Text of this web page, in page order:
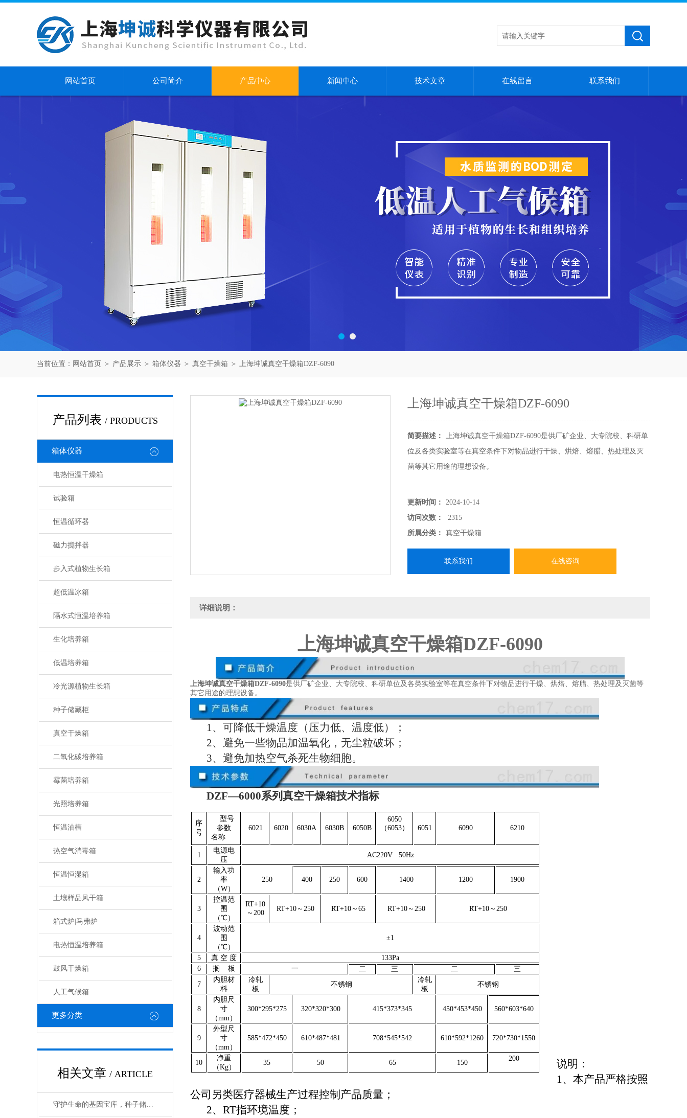
网站首页 公司简介 产品中心 新闻中心 技术文章 在线留言 联系我们
当前位置： 网站首页 ＞ 产品展示 ＞ 箱体仪器 ＞ 真空干燥箱 ＞ 上海坤诚真空干燥箱DZF-6090
产品列表 / PRODUCTS
箱体仪器
电热恒温干燥箱
试验箱
恒温循环器
磁力搅拌器
步入式植物生长箱
超低温冰箱
隔水式恒温培养箱
生化培养箱
低温培养箱
冷光源植物生长箱
种子储藏柜
真空干燥箱
二氧化碳培养箱
霉菌培养箱
光照培养箱
恒温油槽
热空气消毒箱
恒温恒湿箱
土壤样品风干箱
箱式炉|马弗炉
电热恒温培养箱
鼓风干燥箱
人工气候箱
更多分类
相关文章 / ARTICLE
守护生命的基因宝库，种子储藏柜使用事项详解
上海坤诚真空干燥箱DZF-6090
简要描述：
上海坤诚真空干燥箱DZF-6090是供厂矿企业、大专院校、科研单
位及各类实验室等在真空条件下对物品进行干燥、烘焙、熔腊、热处理及灭
菌等其它用途的理想设备。
更新时间：
2024-10-14
访问次数：
2315
所属分类：
真空干燥箱
联系我们 在线咨询
详细说明：
上海坤诚真空干燥箱DZF-6090
上海坤诚真空干燥箱DZF-6090是供厂矿企业、大专院校、科研单位及各类实验室等在真空条件下对物品进行干燥、烘焙、熔腊、热处理及灭菌等
其它用途的理想设备。
1、可降低干燥温度（压力低、温度低）；
2、避免一些物品加温氧化，无尘粒破坏；
3、避免加热空气杀死生物细胞。
DZF—6000系列真空干燥箱技术指标
序
号
型号
参数
名称
6021 6020 6030A 6030B 6050B
6050
（6053） 6051 6090 6210
1
电源电
压
AC220V 50Hz
2
输入功
率
（W）
250 400 250 600 1400 1200 1900
3
控温范
围
（℃）
RT+10
～ 200
RT+10～ 250 RT+10 ～ 65 RT+10～ 250 RT+10～ 250
4
波动范
围
（℃）
±1
5 真 空 度
133Pa
6
搁 板 一 二 三 二
三
7
内胆材
料
冷轧
板
不锈钢
冷轧
板
不锈钢
8
内胆尺
寸
（mm ）
300*295*275 320*320*300 415*373*345 450*453*450 560*603*640
9
外型尺
寸
（mm ）
585*472*450 610*487*481 708*545*542 610*592*1260 720*730*1550
10
净重
（Kg）
35 50 65 150
200
说明：
1、本产品严格按照
公司另类医疗器械生产过程控制产品质量；
2、RT指环境温度；